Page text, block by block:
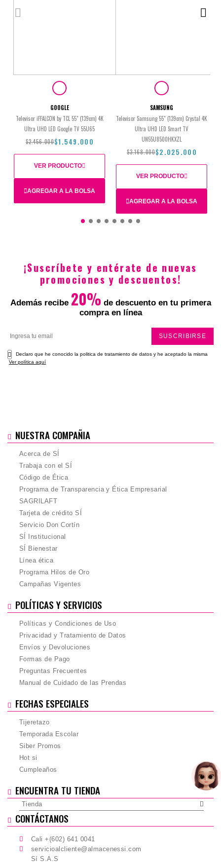
Total
GOOGLE
Televisor iFFALCON by TCL 55" (139cm) 4K
Ultra UHD LED Google TV 55U65
$2.456.000$1.549.000
AGREGAR A LA BOLSA
VER PRODUCTO
SAMSUNG
Televisor Samsung 55" (139cm) Crystal 4K
Ultra UHD LED Smart TV
UN55U8500HKXZL
$3.168.000$2.025.000
AGREGAR A LA BOLSA
VER PRODUCTO
¡Suscríbete y entérate de nuevas
promociones y descuentos!
Además recibe 20% de descuento en tu primera
compra en línea
SUSCRIBIRSE
Declaro que he conocido la politica de tratamiento de datos y he aceptado la misma
Ver política aquí
NUESTRA COMPAÑIA
Acerca de SÍ
Trabaja con el SÍ
Código de Ética
Programa de Transparencia y Ética Empresarial
SAGRILAFT
Tarjeta de crédito SÍ
Servicio Don Cortín
SÍ Institucional
SÍ Bienestar
Línea ética
Programa Hilos de Oro
Campañas Vigentes
POLÍTICAS Y SERVICIOS
Políticas y Condiciones de Uso
Privacidad y Tratamiento de Datos
Envíos y Devoluciones
Formas de Pago
Preguntas Frecuentes
Manual de Cuidado de las Prendas
FECHAS ESPECIALES
Tijeretazo
Temporada Escolar
Siber Promos
Hot si
Cumpleaños
ENCUENTRA TU TIENDA
Tienda
CONTÁCTANOS
Cali +(602) 641 0041
servicioalcliente@almacenessi.com
Sí S.A.S